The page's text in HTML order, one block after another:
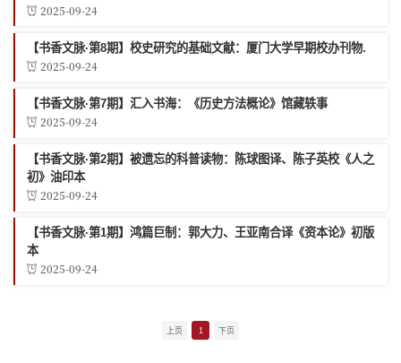
2025-09-24
【书香文脉·第8期】校史研究的基础文献：厦门大学早期校办刊物.
2025-09-24
【书香文脉·第7期】汇入书海：《历史方法概论》馆藏轶事
2025-09-24
【书香文脉·第2期】被遗忘的科普读物：陈球图译、陈子英校《人之
初》油印本
2025-09-24
【书香文脉·第1期】鸿篇巨制：郭大力、王亚南合译《资本论》初版
本
2025-09-24
上页 1 下页